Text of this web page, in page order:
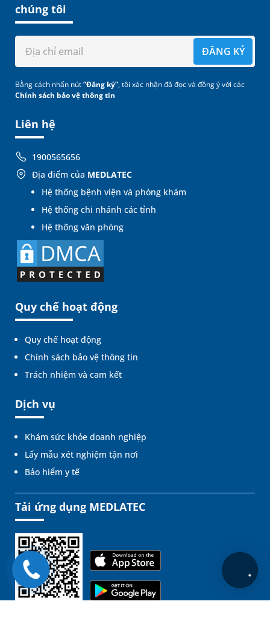
Liên hệ
1900565656
Địa điểm của MEDLATEC
Hệ thống bệnh viện và phòng khám
Hệ thống chi nhánh các tỉnh
Hệ thống văn phòng
Quy chế hoạt động
Quy chế hoạt động
Chính sách bảo vệ thông tin
Trách nhiệm và cam kết
Dịch vụ
Khám sức khỏe doanh nghiệp
Lấy mẫu xét nghiệm tận nơi
Bảo hiểm y tế
chúng tôi
ĐĂNG KÝ
Bằng cách nhấn nút“Đăng ký”, tôi xác nhận đã đọc và đồng ý với các
Chính sách bảo vệ thông tin
Tải ứng dụng MEDLATEC